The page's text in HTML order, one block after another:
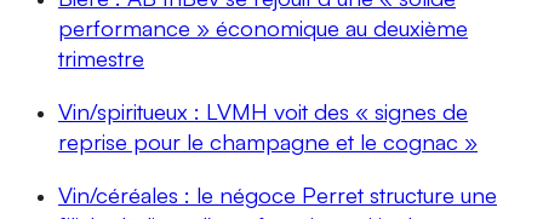
performance » économique au deuxième
trimestre
Vin/spiritueux : LVMH voit des « signes de
reprise pour le champagne et le cognac »
Vin/céréales : le négoce Perret structure une